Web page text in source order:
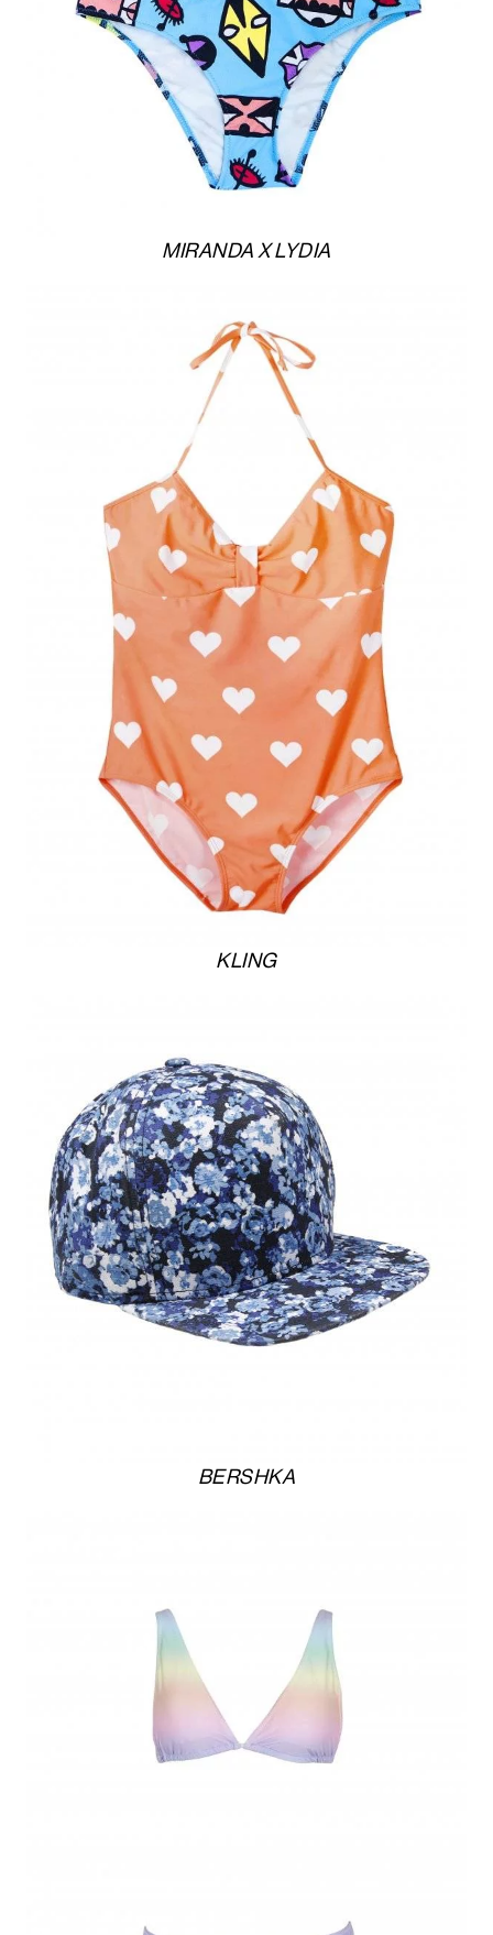
MIRANDA X LYDIA
KLING
BERSHKA